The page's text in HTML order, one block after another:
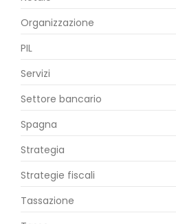
Organizzazione
PIL
Servizi
Settore bancario
Spagna
Strategia
Strategie fiscali
Tassazione